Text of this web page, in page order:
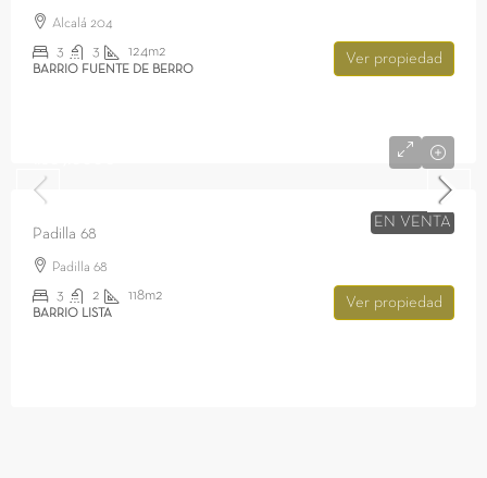
Alcalá 204
3 3 124m2
BARRIO FUENTE DE BERRO
Ver propiedad
EN VENTA
Padilla 68
Padilla 68
3 2 118m2
BARRIO LISTA
Ver propiedad